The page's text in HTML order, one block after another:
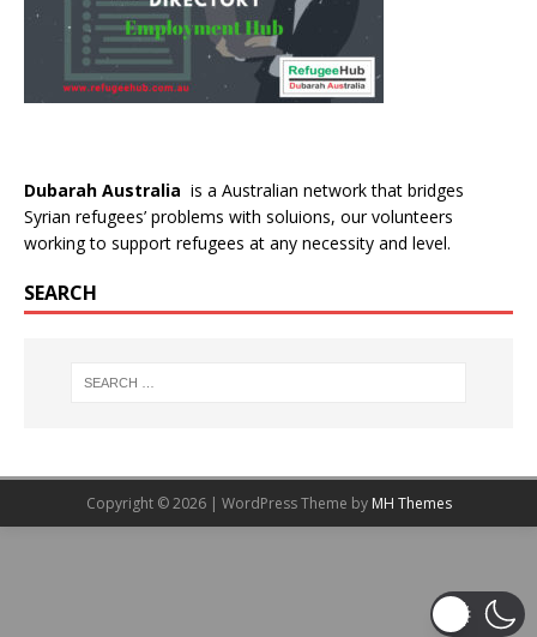
Dubarah Australia is a Australian network that bridges
Syrian refugees’ problems with soluions, our volunteers
working to support refugees at any necessity and level.
SEARCH
Copyright © 2026 | WordPress Theme by MH Themes